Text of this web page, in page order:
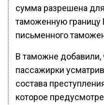
сумма разрешена
таможенную границу
письменного
В таможне добавили,
пассажирки
состава
которое